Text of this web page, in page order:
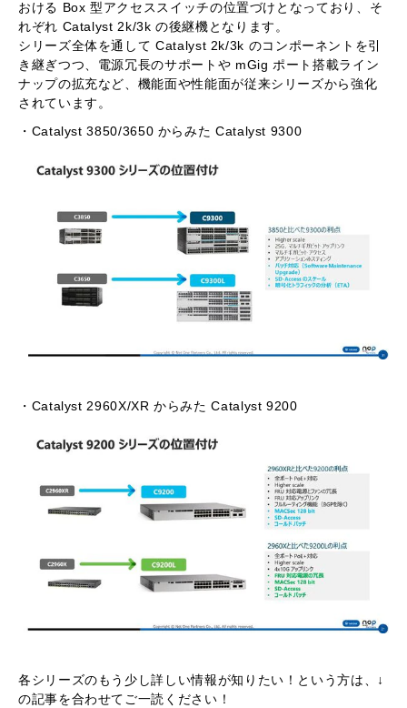
おける Box 型アクセススイッチの位置づけとなっており、そ
れぞれ Catalyst 2k/3k の後継機となります。
シリーズ全体を通して Catalyst 2k/3k のコンポーネントを引
き継ぎつつ、電源冗長のサポートや mGig ポート搭載ライン
ナップの拡充など、機能面や性能面が従来シリーズから強化
されています。
・Catalyst 3850/3650 からみた Catalyst 9300
・Catalyst 2960X/XR からみた Catalyst 9200
各シリーズのもう少し詳しい情報が知りたい！という方は、↓
の記事を合わせてご一読ください！